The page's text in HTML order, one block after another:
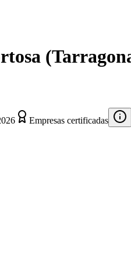
(
Empresas certificadas